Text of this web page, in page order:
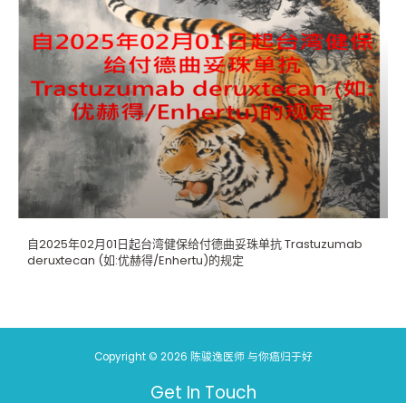
自2025年02月01日起台湾健保给付德曲妥珠单抗 Trastuzumab
deruxtecan (如:优赫得/Enhertu)的规定
Copyright © 2026 陈骏逸医师 与你癌归于好
Get In Touch